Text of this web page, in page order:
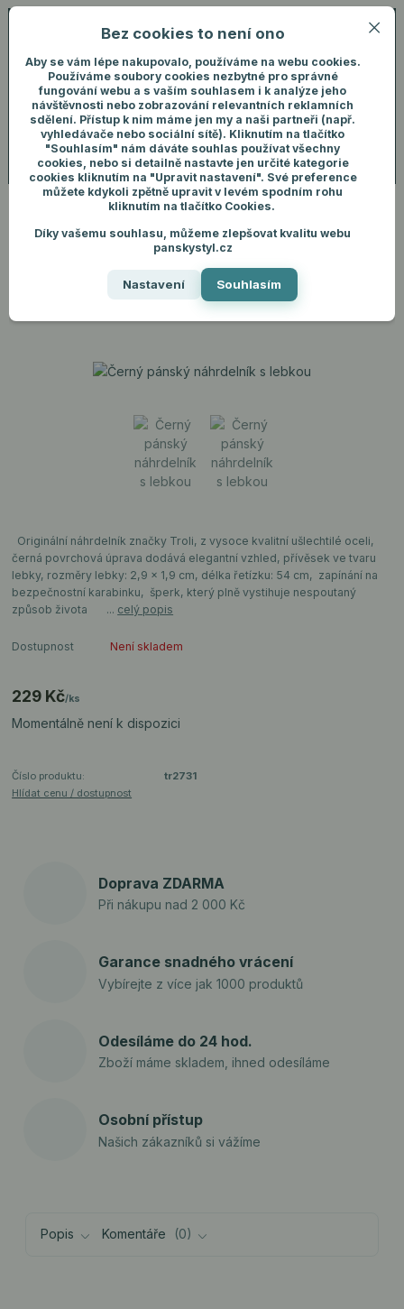
Menu
+420 731 292 460
Přihlášení
Hledat
ks
Úvod Pánské šperky Náhrdelníky Černý pánský náhrdelník s lebkou
Černý pánský náhrdelník s
Originální náhrdelník značky Troli, z vysoce kvalitní ušlechtilé oceli,
černá povrchová úprava dodává elegantní vzhled, přívěsek ve tvaru
lebky, rozměry lebky: 2,9 x 1,9 cm, délka řetízku: 54 cm, zapínání na
bezpečnostní karabinku, šperk, který plně vystihuje nespoutaný
způsob života ... celý popis
Dostupnost Není skladem
229 Kč/ks
Momentálně není k dispozici
Číslo produktu:
tr2731
Hlídat cenu / dostupnost
Doprava ZDARMA
Při nákupu nad 2 000 Kč
Garance snadného vrácení
Vybírejte z více jak 1000 produktů
Odesíláme do 24 hod.
Zboží máme skladem, ihned odesíláme
Osobní přístup
Našich zákazníků si vážíme
Popis Komentáře 0
Bez cookies to není ono
Aby se vám lépe nakupovalo, používáme na webu cookies.
Používáme soubory cookies nezbytné pro správné
fungování webu a s vaším souhlasem i k analýze jeho
návštěvnosti nebo zobrazování relevantních reklamních
sdělení. Přístup k nim máme jen my a naši partneři (např.
vyhledávače nebo sociální sítě). Kliknutím na tlačítko
"Souhlasím" nám dáváte souhlas používat všechny
cookies, nebo si detailně nastavte jen určité kategorie
cookies kliknutím na "Upravit nastavení". Své preference
můžete kdykoli zpětně upravit v levém spodním rohu
kliknutím na tlačítko Cookies.
Díky vašemu souhlasu, můžeme zlepšovat kvalitu webu
panskystyl.cz
Nastavení Souhlasím